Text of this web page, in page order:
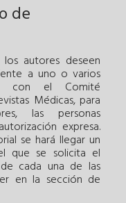
de
autores deseen
a uno o varios
con el Comité
Médicas, para
las personas
expresa.
se hará llegar un
que se solicita el
cada una de las
en la sección de